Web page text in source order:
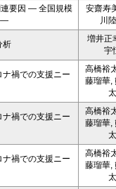
連要因 ― 全国規模
―
安齋寿
川
析
増井正
宇
禍での支援ニー
高橋裕
藤瑠華,
太
禍での支援ニー
高橋裕
藤瑠華,
太
禍での支援ニー
高橋裕
藤瑠華,
太